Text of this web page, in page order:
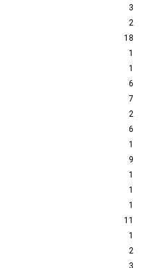
3
2
18
1
1
6
7
2
6
1
9
1
1
1
11
1
2
3